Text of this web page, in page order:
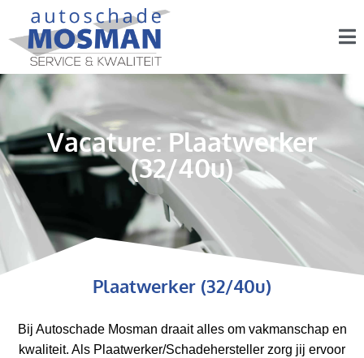
Vacature: Plaatwerker
(32/40u)
Plaatwerker (32/40u)
Bij Autoschade Mosman draait alles om vakmanschap en
kwaliteit. Als Plaatwerker/Schadehersteller zorg jij ervoor